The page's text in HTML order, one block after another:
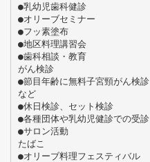
●乳幼児歯科健診
●オリーブセミナー
●フッ素塗布
●地区料理講習会
●歯科相談・教育
がん検診
●節目年齢に無料子宮頸がん検診
など
●休日検診、セット検診
●各種団体や乳幼児健診での受診
●サロン活動
たばこ
●オリーブ料理フェスティバル